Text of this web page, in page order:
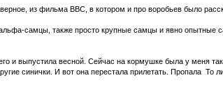
из фильма ВВС, в котором и про воробьев было
самцы, также просто крупные самцы и явно опытные
и выпустила весной. Сейчас на кормушке была у меня
синички. И вот она перестала прилетать. Пропала То